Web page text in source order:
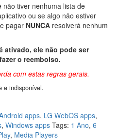
não tiver nenhuma lista de
ou se algo não estiver
pagar NUNCA resolverá nenhum
ativado, ele não pode ser
o reembolso.
com estas regras gerais.
e indisponível.
apps, LG WebOS apps,
, Windows apps Tags: 1 Ano, 6
, Media Players